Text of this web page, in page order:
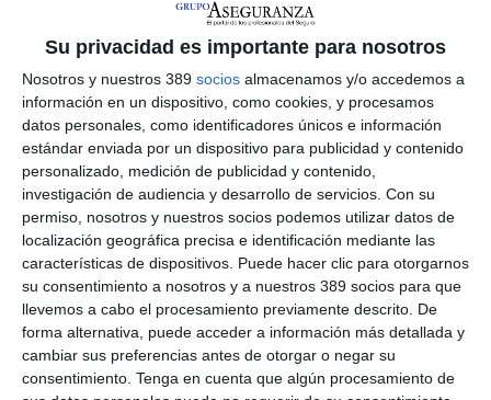
Su privacidad es importante para nosotros
Nosotros y nuestros 389 socios almacenamos y/o accedemos a
información en un dispositivo, como cookies, y procesamos
datos personales, como identificadores únicos e información
estándar enviada por un dispositivo para publicidad y contenido
personalizado, medición de publicidad y contenido,
investigación de audiencia y desarrollo de servicios. Con su
permiso, nosotros y nuestros socios podemos utilizar datos de
localización geográfica precisa e identificación mediante las
características de dispositivos. Puede hacer clic para otorgarnos
su consentimiento a nosotros y a nuestros 389 socios para que
llevemos a cabo el procesamiento previamente descrito. De
forma alternativa, puede acceder a información más detallada y
cambiar sus preferencias antes de otorgar o negar su
consentimiento. Tenga en cuenta que algún procesamiento de
Fecorha incorporado aIntermundiala su Grupo de Apoyo. La
aseguradoras de Viaje cuenta con más de 5,7 millones de
asegurados, 6.000 puntos de distribución y más de 30 años de
experiencia.
ParaAlberto Ocarranza , presidente de Fecor, "la entrada de
Intermundial en el Grupo de Apoyo supone incorporar a una
compañía especializada en áreas de interés para los
corredores. Nuestro objetivo es que los corredores puedan
conocer de cerca soluciones que les ayuden a ampliar su
asesoramiento, detectar nuevas oportunidades de negocio y
dar respuesta a necesidades de sus clientes".
Por su parte,Manuel López, CEO de Intermundial, ha
señalado que "el canal de corredores es clave para entender
hacia dónde evoluciona el seguro, especialmente en ámbitos
como el viaje, donde las necesidades del cliente cambian